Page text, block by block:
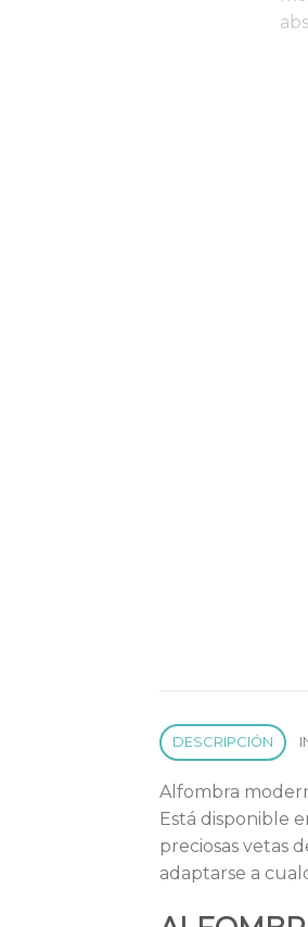
DESCRIPCIÓN
Alfombra
Está disponible
preciosas vetas
adaptarse a